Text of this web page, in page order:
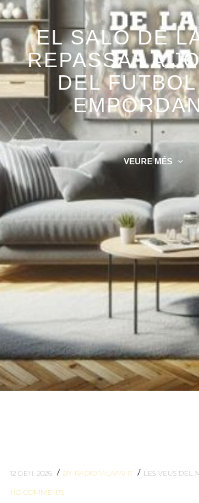
EL SALÓ DE
REPASSA LA
DEL FUTBOL
VEURE MÉS
12 GEN. 2026 / BY RADIO VILAFANT / LES VEUS DEL
NO COMMENTS